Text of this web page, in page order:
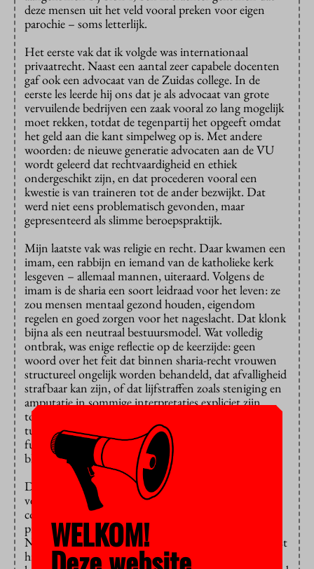
deze mensen uit het veld vooral preken voor eigen
parochie – soms letterlijk.
Het eerste vak dat ik volgde was internationaal
privaatrecht. Naast een aantal zeer capabele docenten
gaf ook een advocaat van de Zuidas college. In de
eerste les leerde hij ons dat je als advocaat van grote
vervuilende bedrijven een zaak vooral zo lang mogelijk
moet rekken, totdat de tegenpartij het opgeeft omdat
het geld aan die kant simpelweg op is. Met andere
woorden: de nieuwe generatie advocaten aan de VU
wordt geleerd dat rechtvaardigheid en ethiek
ondergeschikt zijn, en dat procederen vooral een
kwestie is van traineren tot de ander bezwijkt. Dat
werd niet eens problematisch gevonden, maar
gepresenteerd als slimme beroepspraktijk.
Mijn laatste vak was religie en recht. Daar kwamen een
imam, een rabbijn en iemand van de katholieke kerk
lesgeven – allemaal mannen, uiteraard. Volgens de
imam is de sharia een soort leidraad voor het leven: ze
zou mensen mentaal gezond houden, eigendom
regelen en goed zorgen voor het nageslacht. Dat klonk
bijna als een neutraal bestuursmodel. Wat volledig
ontbrak, was enige reflectie op de keerzijde: geen
woord over het feit dat binnen sharia-recht vrouwen
structureel ongelijk worden behandeld, dat afvalligheid
strafbaar kan zijn, of dat lijfstraffen zoals steniging en
amputatie in sommige interpretaties expliciet zijn
toegestaan. Ook het feit dat de sharia de scheiding
tussen religie en recht afwijst, en daarmee
fundamentele rechtsstatelijke beginselen ondermijnt,
bleef onbesproken.
De katholieke docent kon ons vervolgens uitgebreid
vertellen over de nadelen van presbyteriale en
congregationele kerkgenootschappen – lees: de
protestantse kerk en nieuwe vormen van geloof.
Nadelen van het katholieke organisatiemodel? Die wist
hij eigenlijk niet. Volgens hem deed de katholieke kerk
WELKOM!